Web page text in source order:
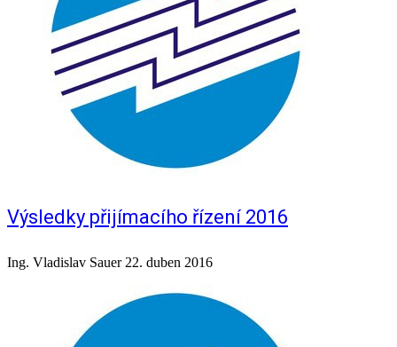
Výsledky přijímacího řízení 2016
Ing. Vladislav Sauer 22. duben 2016